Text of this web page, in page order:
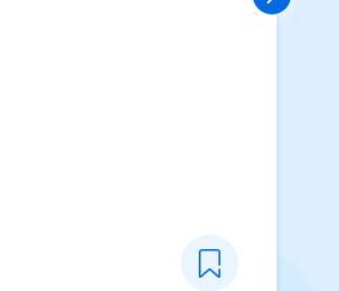
「3332」成绩，指中国
征有关公务员职位的成
点分布 - 符合大学或院